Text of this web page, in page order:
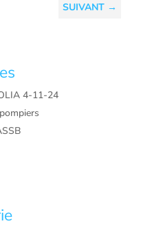
SUIVANT →
4-11-24